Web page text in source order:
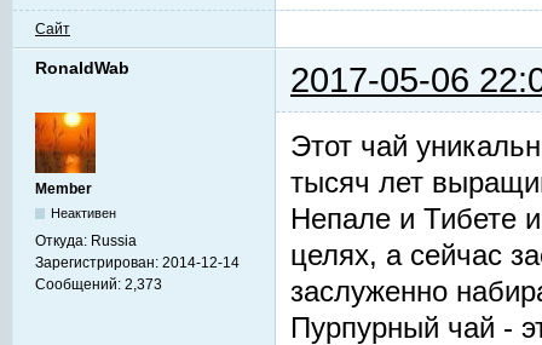
Сайт
RonaldWab 2017-05-06
Member
Неактивен
Откуда: Russia
Зарегистрирован: 2014-12-14
Сообщений: 2,373
Этот чай
тысяч лет
Непале и Тибете
целях, а сейчас
заслуженно
Пурпурный чай -